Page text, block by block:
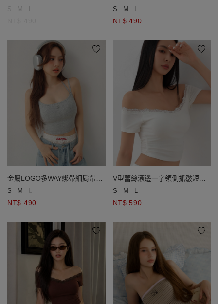
紋短版BRA背心
S M L
紋短版BRA背心
S M L
NT$ 490
金屬LOGO多WAY綁帶細肩帶羅
紋短版BRA背心
S M L
NT$ 490
V型蕾絲滾邊一字領側抓皺短袖
短版BRA TOP
S M L
NT$ 590